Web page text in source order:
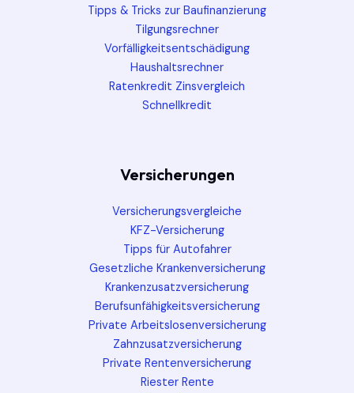
Tipps & Tricks zur Baufinanzierung
Tilgungsrechner
Vorfälligkeitsentschädigung
Haushaltsrechner
Ratenkredit Zinsvergleich
Schnellkredit
Versicherungen
Versicherungsvergleiche
KFZ-Versicherung
Tipps für Autofahrer
Gesetzliche Krankenversicherung
Krankenzusatzversicherung
Berufsunfähigkeitsversicherung
Private Arbeitslosenversicherung
Zahnzusatzversicherung
Private Rentenversicherung
Riester Rente